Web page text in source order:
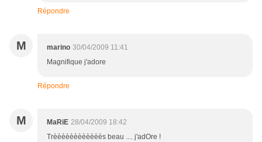
Répondre
M marino 30/04/2009 11:41
Magnifique j'adore
Répondre
M MaRiE 28/04/2009 18:42
Trèèèèèèèèèèèès beau .... j'adOre !